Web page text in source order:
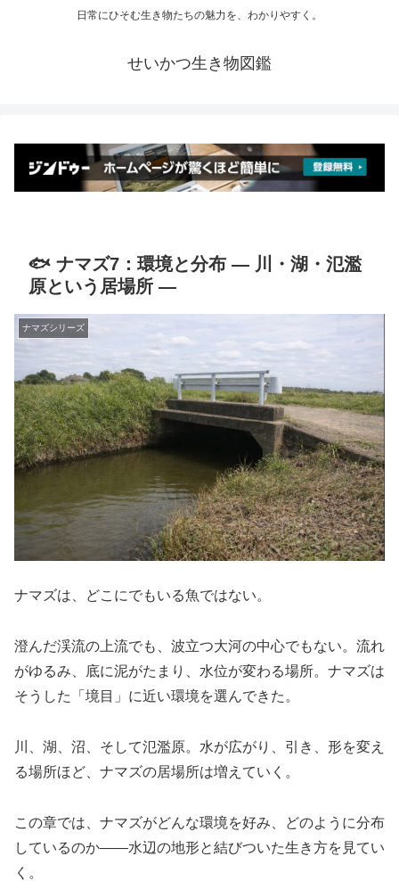
日常にひそむ生き物たちの魅力を、わかりやすく。
せいかつ生き物図鑑
🐟 ナマズ7：環境と分布 ― 川・湖・氾濫
原という居場所 ―
ナマズシリーズ
ナマズは、どこにでもいる魚ではない。
澄んだ渓流の上流でも、波立つ大河の中心でもない。流れ
がゆるみ、底に泥がたまり、水位が変わる場所。ナマズは
そうした「境目」に近い環境を選んできた。
川、湖、沼、そして氾濫原。水が広がり、引き、形を変え
る場所ほど、ナマズの居場所は増えていく。
この章では、ナマズがどんな環境を好み、どのように分布
しているのか――水辺の地形と結びついた生き方を見てい
く。